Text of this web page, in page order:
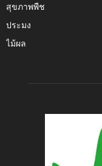
สุขภาพพืช
ประมง
ไม้ผล